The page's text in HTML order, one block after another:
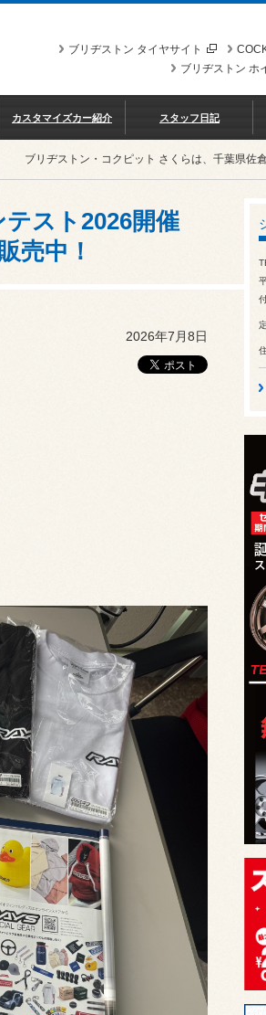
ブリヂストン タイヤサイト
ブリヂストン ホ
カスタマイズカー紹介 スタッフ日記
ブリヂストン・コクピット さくらは、千葉県佐
スト2026開催
売中！
2026年7月8日